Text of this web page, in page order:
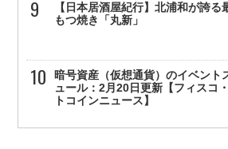
【日本居酒屋紀行】北浦和が誇る
もつ焼き「丸新」
暗号資産（仮想通貨）のイベント
ュール：2月20日更新【フィスコ
トコインニュース】